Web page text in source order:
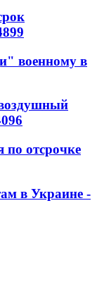
военному в
по отсрочке
в Украине -